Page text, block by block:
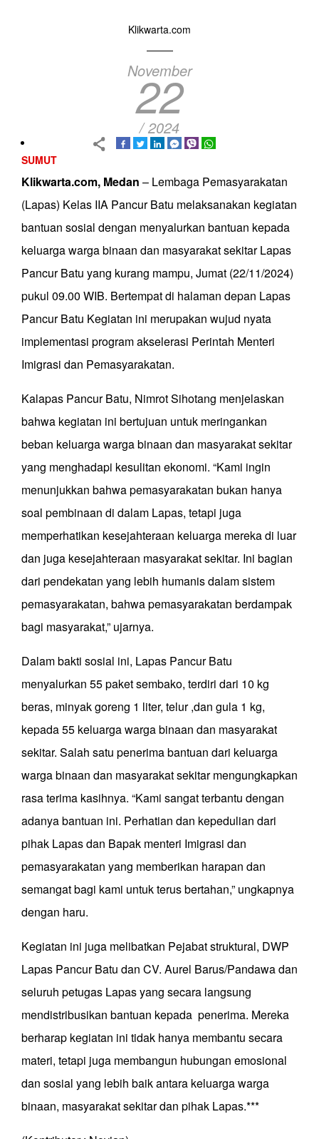
Klikwarta.com
November
22
/ 2024
SUMUT
Klikwarta.com, Medan – Lembaga Pemasyarakatan
(Lapas) Kelas IIA Pancur Batu melaksanakan kegiatan
bantuan sosial dengan menyalurkan bantuan kepada
keluarga warga binaan dan masyarakat sekitar Lapas
Pancur Batu yang kurang mampu, Jumat (22/11/2024)
pukul 09.00 WIB. Bertempat di halaman depan Lapas
Pancur Batu Kegiatan ini merupakan wujud nyata
implementasi program akselerasi Perintah Menteri
Imigrasi dan Pemasyarakatan.
Kalapas Pancur Batu, Nimrot Sihotang menjelaskan
bahwa kegiatan ini bertujuan untuk meringankan
beban keluarga warga binaan dan masyarakat sekitar
yang menghadapi kesulitan ekonomi. “Kami ingin
menunjukkan bahwa pemasyarakatan bukan hanya
soal pembinaan di dalam Lapas, tetapi juga
memperhatikan kesejahteraan keluarga mereka di luar
dan juga kesejahteraan masyarakat sekitar. Ini bagian
dari pendekatan yang lebih humanis dalam sistem
pemasyarakatan, bahwa pemasyarakatan berdampak
bagi masyarakat,” ujarnya.
Dalam bakti sosial ini, Lapas Pancur Batu
menyalurkan 55 paket sembako, terdiri dari 10 kg
beras, minyak goreng 1 liter, telur ,dan gula 1 kg,
kepada 55 keluarga warga binaan dan masyarakat
sekitar. Salah satu penerima bantuan dari keluarga
warga binaan dan masyarakat sekitar mengungkapkan
rasa terima kasihnya. “Kami sangat terbantu dengan
adanya bantuan ini. Perhatian dan kepedulian dari
pihak Lapas dan Bapak menteri Imigrasi dan
pemasyarakatan yang memberikan harapan dan
semangat bagi kami untuk terus bertahan,” ungkapnya
dengan haru.
Kegiatan ini juga melibatkan Pejabat struktural, DWP
Lapas Pancur Batu dan CV. Aurel Barus/Pandawa dan
seluruh petugas Lapas yang secara langsung
mendistribusikan bantuan kepada penerima. Mereka
berharap kegiatan ini tidak hanya membantu secara
materi, tetapi juga membangun hubungan emosional
dan sosial yang lebih baik antara keluarga warga
binaan, masyarakat sekitar dan pihak Lapas.***